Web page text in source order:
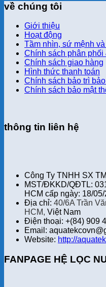
về chúng tôi
Giới thiệu
Hoạt động
Tầm nhìn, sứ mệnh
Chính sách phân phối
Chính sách giao hàng
Hình thức thanh toán
Chính sách bảo trì
Chính sách bảo mật
thông tin liên hệ
Công Ty TNHH SX
MST/ĐKKD/QĐTL:
HCM cấp ngày: 18/
Địa chỉ: 40/6A Trần
HCM, Việt Nam
Điện thoại: +(84) 909
Email:
Website: http://
FANPAGE HỆ LỌC